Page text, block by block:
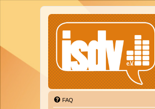
FAQ